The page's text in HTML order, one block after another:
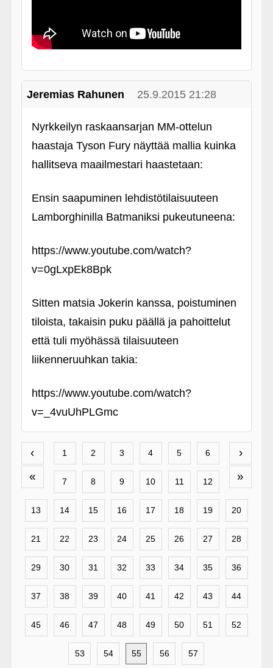
Jeremias Rahunen 25.9.2015 21:28
Nyrkkeilyn raskaansarjan MM-ottelun
haastaja Tyson Fury näyttää mallia kuinka
hallitseva maailmestari haastetaan:
Ensin saapuminen lehdistötilaisuuteen
Lamborghinilla Batmaniksi pukeutuneena:
https://www.youtube.com/watch?
v=0gLxpEk8Bpk
Sitten matsia Jokerin kanssa, poistuminen
tiloista, takaisin puku päällä ja pahoittelut
että tuli myöhässä tilaisuuteen
liikenneruuhkan takia:
https://www.youtube.com/watch?
v=_4vuUhPLGmc
‹
«
›
»
1 2 3 4 5 6
7 8 9 10 11 12
13 14 15 16 17 18 19 20
21 22 23 24 25 26 27 28
29 30 31 32 33 34 35 36
37 38 39 40 41 42 43 44
45 46 47 48 49 50 51 52
53 54 55 56 57